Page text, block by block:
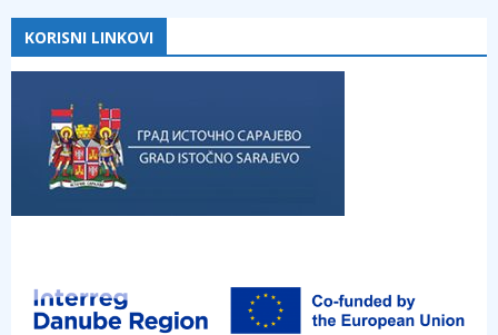
KORISNI LINKOVI